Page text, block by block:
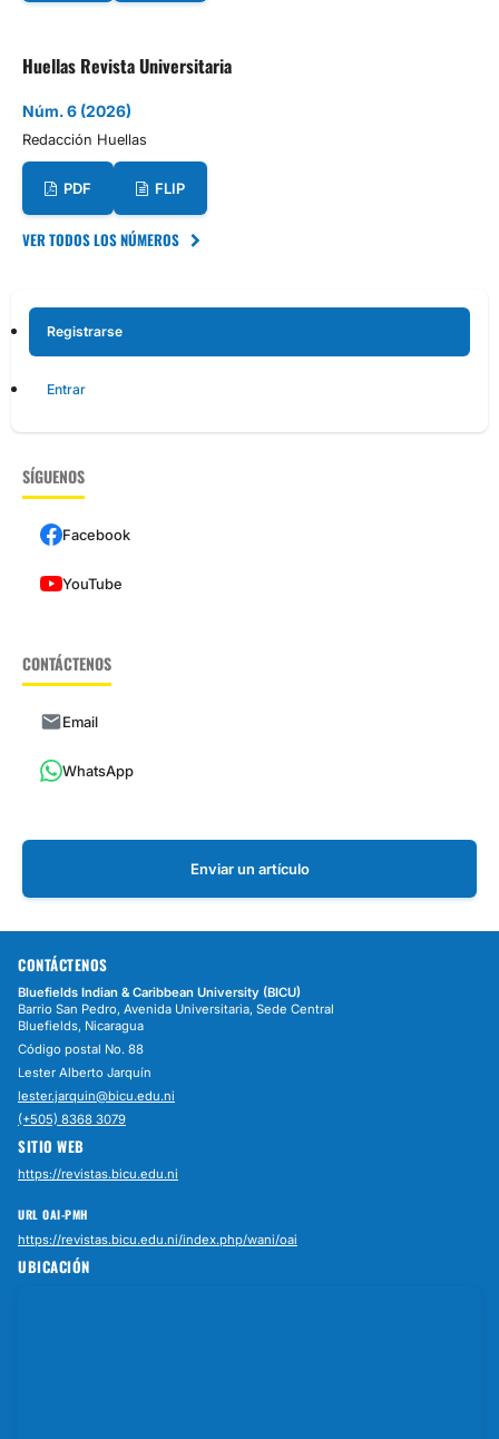
Huellas Revista Universitaria
Núm. 6 (2026)
Redacción Huellas
PDF FLIP
VER TODOS LOS NÚMEROS
Registrarse
Entrar
SÍGUENOS
Facebook
YouTube
CONTÁCTENOS
Email
WhatsApp
Enviar un artículo
CONTÁCTENOS
Bluefields Indian & Caribbean University (BICU)
Barrio San Pedro, Avenida Universitaria, Sede Central
Bluefields, Nicaragua
Código postal No. 88
Lester Alberto Jarquín
lester.jarquin@bicu.edu.ni
(+505) 8368 3079
SITIO WEB
https://revistas.bicu.edu.ni
URL OAI-PMH
https://revistas.bicu.edu.ni/index.php/wani/oai
UBICACIÓN